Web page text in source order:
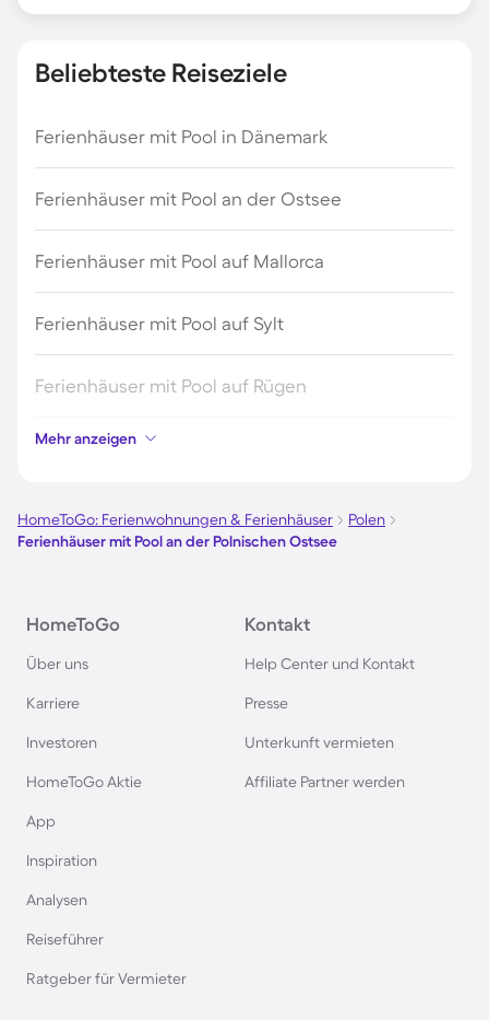
Beliebteste Reiseziele
Ferienhäuser mit Pool in Dänemark
Ferienhäuser mit Pool an der Ostsee
Ferienhäuser mit Pool auf Mallorca
Ferienhäuser mit Pool auf Sylt
Ferienhäuser mit Pool auf Rügen
Ferienhäuser mit Pool am Gardasee
Ferienhäuser mit Pool an der Nordsee
Ferienhäuser mit Pool im Allgäu
Ferienhäuser mit Pool auf Fehmarn
Ferienhäuser mit Pool in Büsum
Ferienhäuser mit Pool in Berlin
Mehr anzeigen
HomeToGo: Ferienwohnungen & Ferienhäuser
Polen
Ferienhäuser mit Pool an der Polnischen Ostsee
HomeToGo
Über uns
Karriere
Investoren
HomeToGo Aktie
App
Inspiration
Analysen
Reiseführer
Ratgeber für Vermieter
Kontakt
Help Center und Kontakt
Presse
Unterkunft vermieten
Affiliate Partner werden